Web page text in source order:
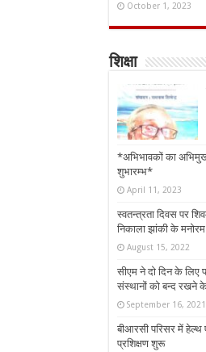
October 1, 2023
शिक्षा
*अभिभावकों का
शुभारम्भ*
April 11, 2023
स्वतन्त्रता दिवस पर
निकाला झांकी के
August 15, 2022
सीएम ने दो दिन के
संस्थानों को बन्द रखने के
September 16, 2021
बीआरसी परिसर में हेल्थ
प्रशिक्षण शुरू